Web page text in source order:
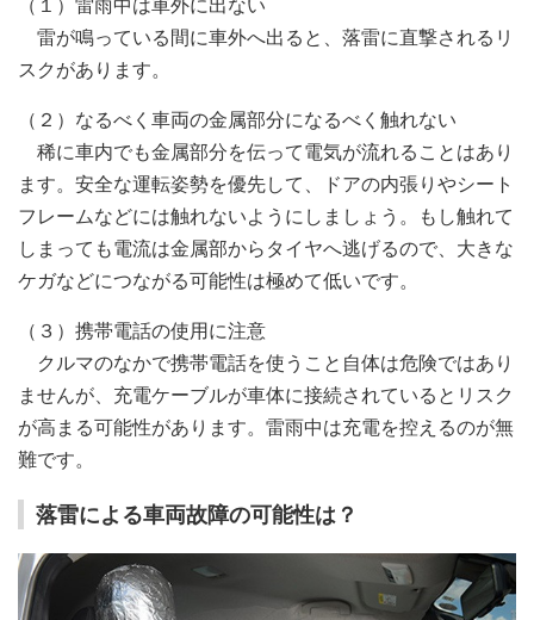
雷が鳴っている間に車外へ出ると、落雷に直撃されるリ
スクがあります。
（２）なるべく車両の金属部分になるべく触れない
稀に車内でも金属部分を伝って電気が流れることはあり
ます。安全な運転姿勢を優先して、ドアの内張りやシート
フレームなどには触れないようにしましょう。もし触れて
しまっても電流は金属部からタイヤへ逃げるので、大きな
ケガなどにつながる可能性は極めて低いです。
（３）携帯電話の使用に注意
クルマのなかで携帯電話を使うこと自体は危険ではあり
ませんが、充電ケーブルが車体に接続されているとリスク
が高まる可能性があります。雷雨中は充電を控えるのが無
難です。
落雷による車両故障の可能性は？